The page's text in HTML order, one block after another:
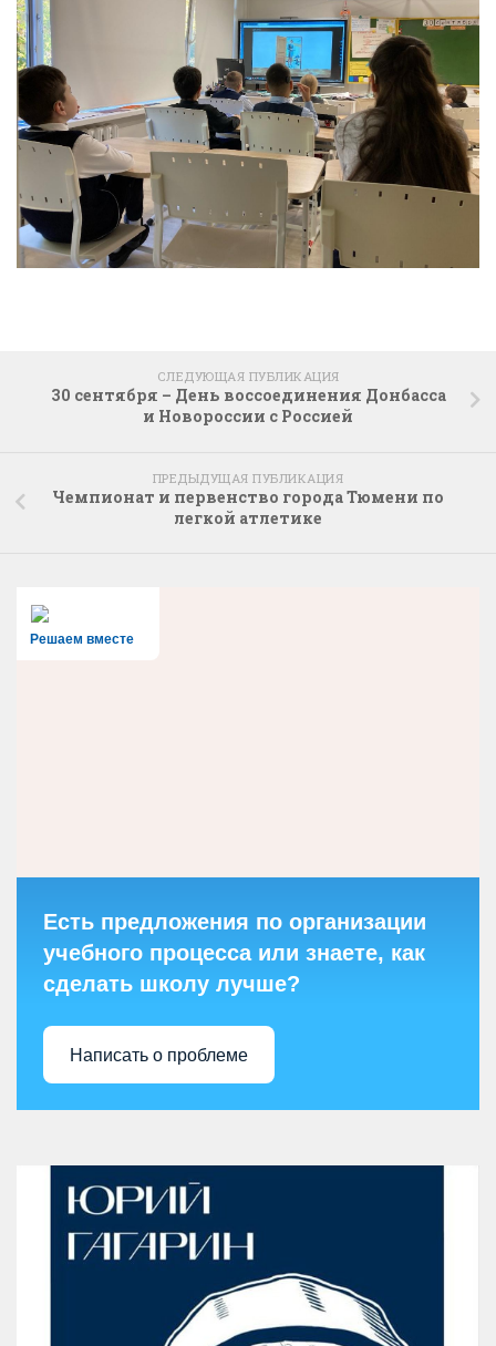
СЛЕДУЮЩАЯ ПУБЛИКАЦИЯ
30 сентября – День воссоединения Донбасса
и Новороссии с Россией
ПРЕДЫДУЩАЯ ПУБЛИКАЦИЯ
Чемпионат и первенство города Тюмени по
легкой атлетике
Решаем вместе
Есть предложения по организации
учебного процесса или знаете, как
сделать школу лучше?
Написать о проблеме